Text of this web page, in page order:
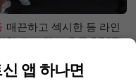
매끈하고 섹시한 등 라인
한 초보 헬스 운동 BEST!
앱 하나면